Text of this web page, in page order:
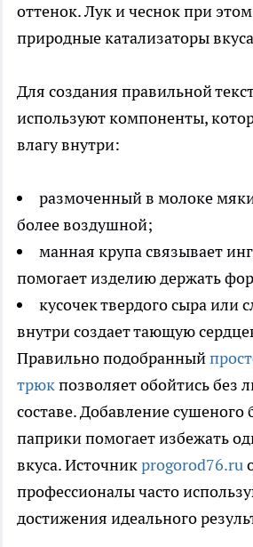
оттенок. Лук и чеснок при
природные катализаторы
Для создания правильной
используют компоненты,
влагу внутри:
размоченный в молоке
более воздушной;
манная крупа связывает
помогает изделию держать
кусочек твердого сыра или
внутри создает тающую
Правильно подобранный
трюкпозволяет обойтись без
составе. Добавление сушеного
паприки помогает избежать
вкуса. Источникprogorod76.ru
профессионалы часто
достижения идеального